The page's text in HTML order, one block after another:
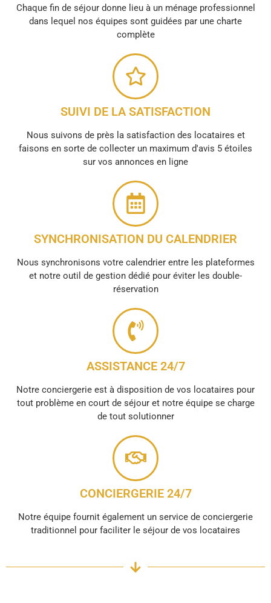
Chaque fin de séjour donne lieu à un ménage professionnel
dans lequel nos équipes sont guidées par une charte
complète
SUIVI DE LA SATISFACTION
Nous suivons de près la satisfaction des locataires et
faisons en sorte de collecter un maximum d'avis 5 étoiles
sur vos annonces en ligne
SYNCHRONISATION DU CALENDRIER
Nous synchronisons votre calendrier entre les plateformes
et notre outil de gestion dédié pour éviter les double-
réservation
ASSISTANCE 24/7
Notre conciergerie est à disposition de vos locataires pour
tout problème en court de séjour et notre équipe se charge
de tout solutionner
CONCIERGERIE 24/7
Notre équipe fournit également un service de conciergerie
traditionnel pour faciliter le séjour de vos locataires